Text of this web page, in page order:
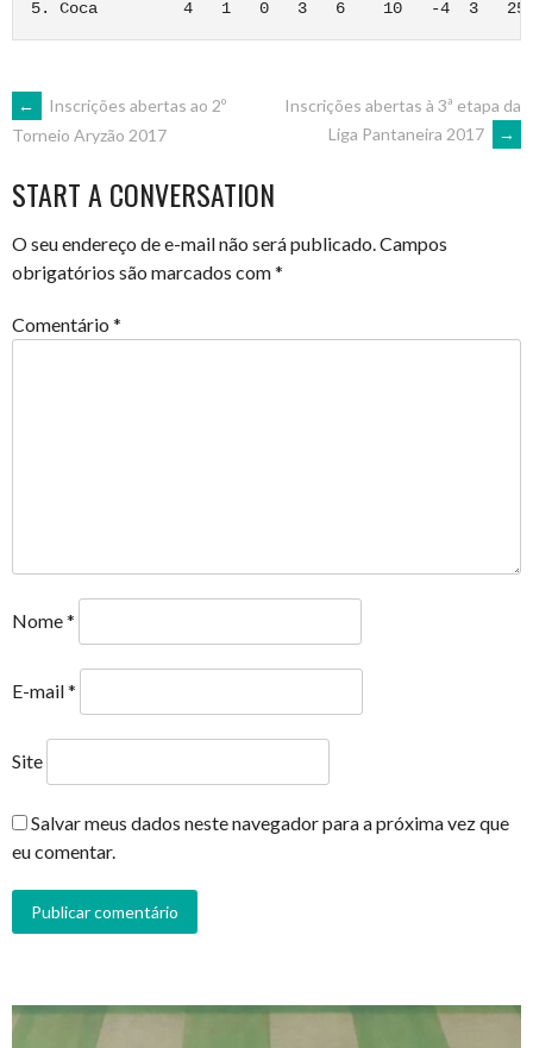
POST
NAVIGATION
←
Inscrições abertas ao 2º
Torneio Aryzão 2017
Inscrições abertas à 3ª etapa da
Liga Pantaneira 2017
→
START A CONVERSATION
O seu endereço de e-mail não será publicado.Campos
obrigatórios são marcados com*
Comentário *
Nome*
E-mail*
Site
Salvar meus dados neste navegador para a próxima vez que
eu comentar.